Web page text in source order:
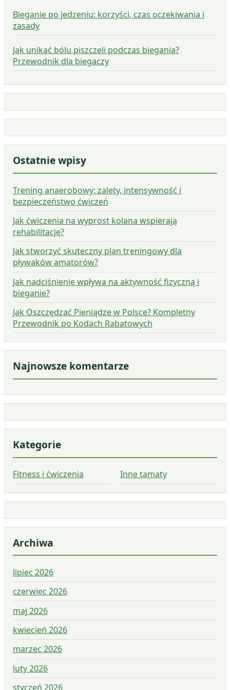
Bieganie po jedzeniu: korzyści, czas oczekiwania i
zasady
Jak unikać bólu piszczeli podczas biegania?
Przewodnik dla biegaczy
Ostatnie wpisy
Trening anaerobowy: zalety, intensywność i
bezpieczeństwo ćwiczeń
Jak ćwiczenia na wyprost kolana wspierają
rehabilitację?
Jak stworzyć skuteczny plan treningowy dla
pływaków amatorów?
Jak nadciśnienie wpływa na aktywność fizyczną i
bieganie?
Jak Oszczędzać Pieniądze w Polsce? Kompletny
Przewodnik po Kodach Rabatowych
Najnowsze komentarze
Kategorie
Fitness i ćwiczenia Inne tamaty
Archiwa
lipiec 2026
czerwiec 2026
maj 2026
kwiecień 2026
marzec 2026
luty 2026
styczeń 2026